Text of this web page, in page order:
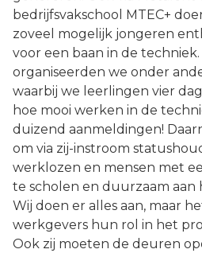
bedrijfsvakschool MTEC+
zoveel mogelijk jongeren
voor een baan in de
organiseerden we onder
waarbij we leerlingen vier
hoe mooi werken in de
duizend aanmeldingen!
om via zij-instroom
werklozen en mensen met
te scholen en duurzaam
Wij doen er alles aan, maar
werkgevers hun rol in het
Ook zij moeten de deuren